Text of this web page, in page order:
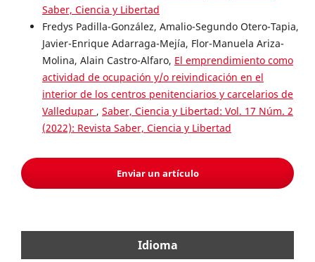
Saber, Ciencia y Libertad
Fredys Padilla-González, Amalio-Segundo Otero-Tapia,
Javier-Enrique Adarraga-Mejía, Flor-Manuela Ariza-
Molina, Alain Castro-Alfaro, El emprendimiento como
actividad de ocupación y/o reivindicación en el
interior de los centros penitenciarios y carcelarios de
Valledupar , Saber, Ciencia y Libertad: Vol. 17 Núm. 2
(2022): Revista Saber, Ciencia y Libertad
Enviar un artículo
Idioma